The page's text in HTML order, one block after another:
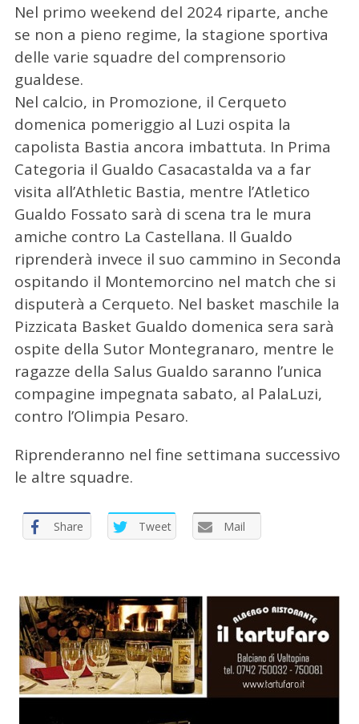
Nel primo weekend del 2024 riparte, anche
se non a pieno regime, la stagione sportiva
delle varie squadre del comprensorio
gualdese.
Nel calcio, in Promozione, il Cerqueto
domenica pomeriggio al Luzi ospita la
capolista Bastia ancora imbattuta. In Prima
Categoria il Gualdo Casacastalda va a far
visita all’Athletic Bastia, mentre l’Atletico
Gualdo Fossato sarà di scena tra le mura
amiche contro La Castellana. Il Gualdo
riprenderà invece il suo cammino in Seconda
ospitando il Montemorcino nel match che si
disputerà a Cerqueto. Nel basket maschile la
Pizzicata Basket Gualdo domenica sera sarà
ospite della Sutor Montegranaro, mentre le
ragazze della Salus Gualdo saranno l’unica
compagine impegnata sabato, al PalaLuzi,
contro l’Olimpia Pesaro.
Riprenderanno nel fine settimana successivo
le altre squadre.
Share Tweet Mail
e
c
a
r
: